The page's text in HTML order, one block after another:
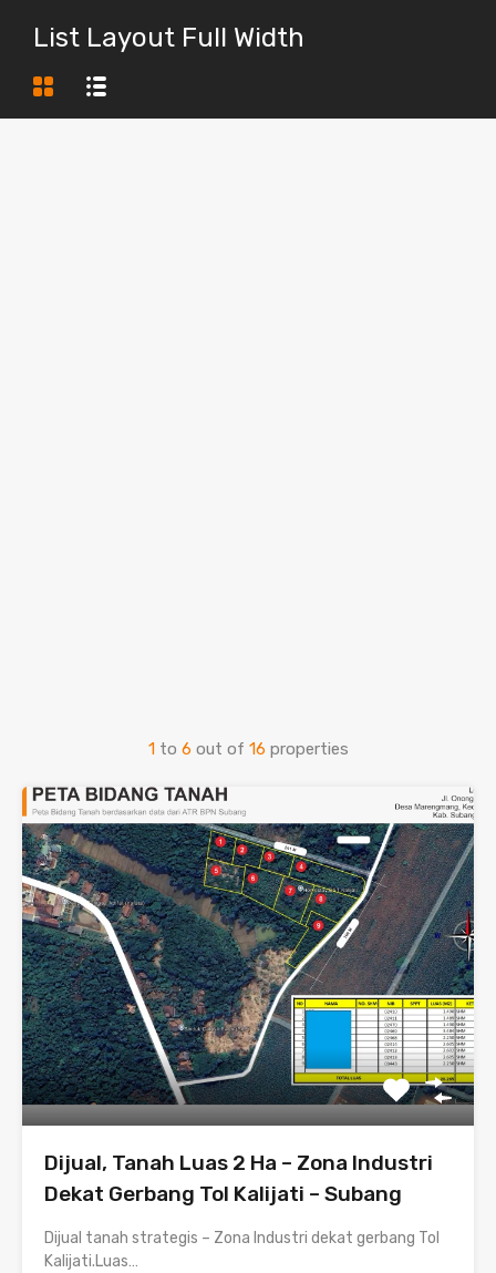
List Layout Full Width
1 to 6 out of 16 properties
Dijual, Tanah Luas 2 Ha – Zona Industri
Dekat Gerbang Tol Kalijati – Subang
Dijual tanah strategis – Zona Industri dekat gerbang Tol
Kalijati.Luas…